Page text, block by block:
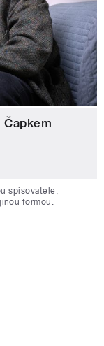
spisovatele,
formou.